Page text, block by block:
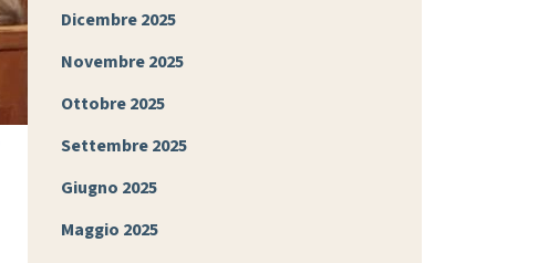
Dicembre 2025
Novembre 2025
Ottobre 2025
Settembre 2025
Giugno 2025
Maggio 2025